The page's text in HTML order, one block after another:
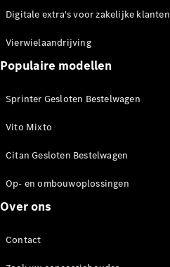
Alle eVito
eVito
Bestelwagen
Tourer
Configurator
Mercedes-
Benz Store
eCitan
Digitale extra's voor zakelijke klanten
Vierwielaandrijving
Populaire modellen
Sprinter Gesloten Bestelwagen
Vito Mixto
Citan Gesloten Bestelwagen
Op- en ombouwoplossingen
Over ons
Contact